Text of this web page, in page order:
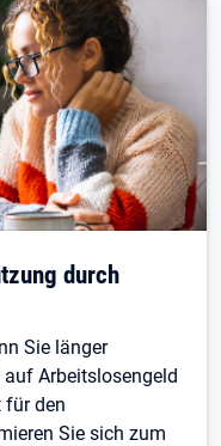
durch
Sie länger
Arbeitslosengeld
für den
Sie sich zum